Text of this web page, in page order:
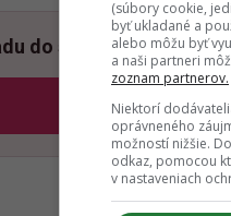
do svojich Google
Pridať
Pokračovanie
(súbory cookie,
byť ukladané a
alebo môžu byť
a naši partneri
zoznam partnerov.
Niektorí
oprávneného
možností nižšie.
odkaz, pomocou
v nastaveniach